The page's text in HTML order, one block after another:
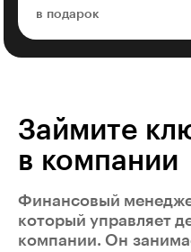
в подарок
Займите
в компании
Финансовый
который управляет
компании. Он